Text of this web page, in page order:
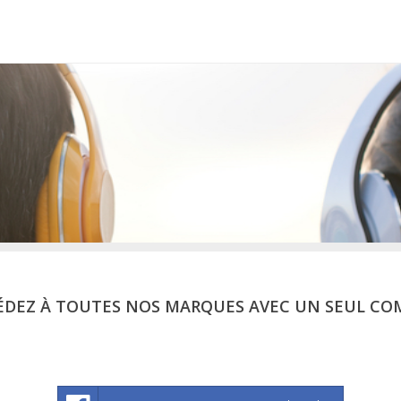
À TOUTES NOS MARQUES AVEC UN SEUL